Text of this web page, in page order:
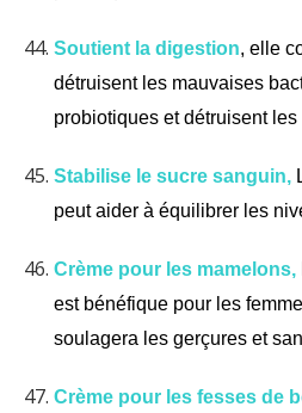
Soutient la digestion, elle
détruisent les mauvaises
probiotiques et détruisent les
Stabilise le sucre sanguin,
peut aider à équilibrer les
Crème pour les mamelons,
est bénéfique pour les
soulagera les gerçures et
Crème pour les fesses de